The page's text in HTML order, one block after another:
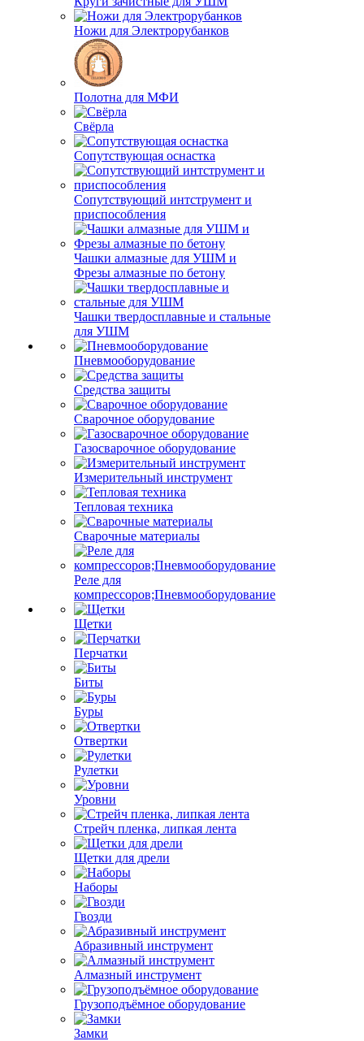
Ножи для Электрорубанков
Полотна для МФИ
Свёрла
Сопутствующая оснастка
Сопутствующий интструмент и
приспособления
Чашки алмазные для УШМ и
Фрезы алмазные по бетону
Чашки твердосплавные и стальные
для УШМ
Пневмооборудование
Средства защиты
Сварочное оборудование
Газосварочное оборудование
Измерительный инструмент
Тепловая техника
Сварочные материалы
Реле для
компрессоров;Пневмооборудование
Щетки
Перчатки
Биты
Буры
Отвертки
Рулетки
Уровни
Стрейч пленка, липкая лента
Щетки для дрели
Наборы
Гвозди
Абразивный инструмент
Алмазный инструмент
Грузоподъёмное оборудование
Замки